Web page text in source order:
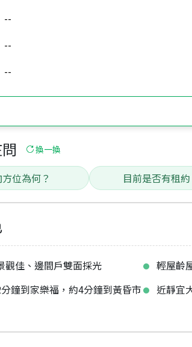
--
--
--
換一換
位為何？ 目前是否有租約
觀佳、邊間戶雙面採光 輕屋齡
鐘到家樂福，約4分鐘到黃昏市
近靜宜